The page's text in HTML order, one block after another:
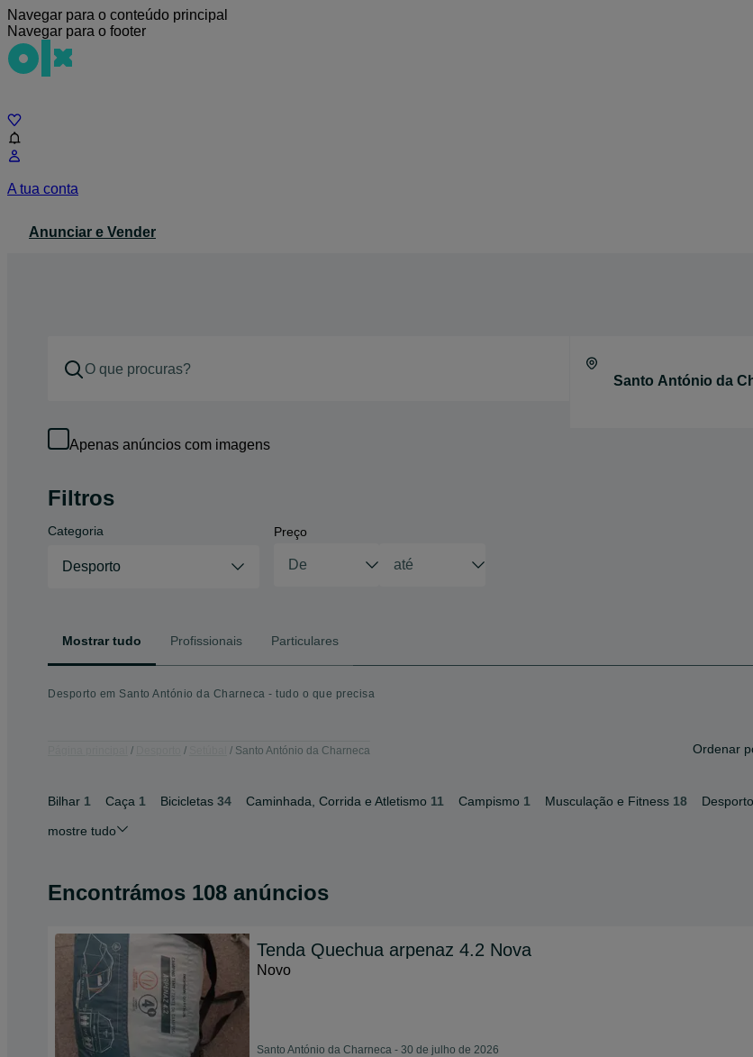
Navegar para o conteúdo principal
Navegar para o footer
A tua conta
Anunciar e Vender
Apenas anúncios com imagens
Filtros
Categoria
Desporto
Preço
Mostrar tudo Profissionais Particulares
Desporto em Santo António da Charneca - tudo o que precisa
Santo António da Charneca Ordenar
Bilhar 1 Caça 1 Bicicletas 34 Caminhada, Corrida e Atletismo 11 Campismo 1 Musculação e Fitness 18
mostre tudo
Encontrámos 108 anúncios
Tenda Quechua arpenaz 4.2 Nova
Novo
Santo António da Charneca - 30 de julho de 2026